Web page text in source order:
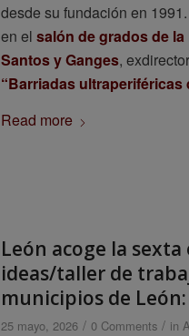
desde su fundación en
en el salón de grados de
Santos y Ganges,
“Barriadas ultraperiféricas
Read more
León acoge la
ideas/taller de
municipios de León:
25 mayo, 2026 / 0 Comments / in